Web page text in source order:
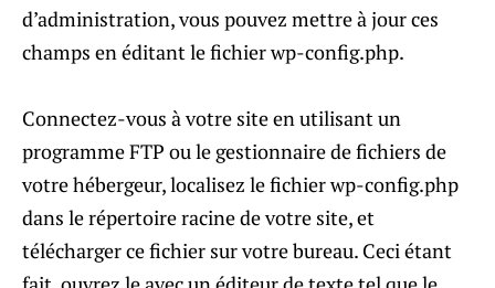
d’administration, vous pouvez mettre à jour ces
champs en éditant le fichier wp-config.php.
Connectez-vous à votre site en utilisant un
programme FTP ou le gestionnaire de fichiers de
votre hébergeur, localisez le fichier wp-config.php
dans le répertoire racine de votre site, et
télécharger ce fichier sur votre bureau. Ceci étant